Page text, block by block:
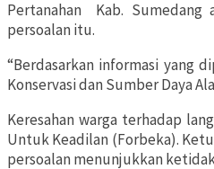
Pertanahan Kab. Sumedang
persoalan itu.
“Berdasarkan informasi yang
Konservasi dan Sumber Daya
Keresahan warga terhadap
Untuk Keadilan (Forbeka).
persoalan menunjukkan